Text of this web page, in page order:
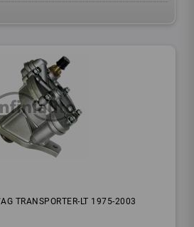
TRANSPORTER-LT 1975-2003